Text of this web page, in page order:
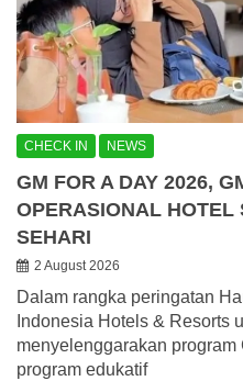
CHECK IN NEWS
GM FOR A DAY 2026,
OPERASIONAL HOTEL
SEHARI
2 August 2026
Dalam rangka peringatan
Indonesia Hotels & Resorts
menyelenggarakan program
program edukatif